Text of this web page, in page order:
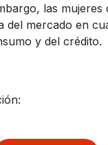
las mujeres
del mercado en
y del crédito.